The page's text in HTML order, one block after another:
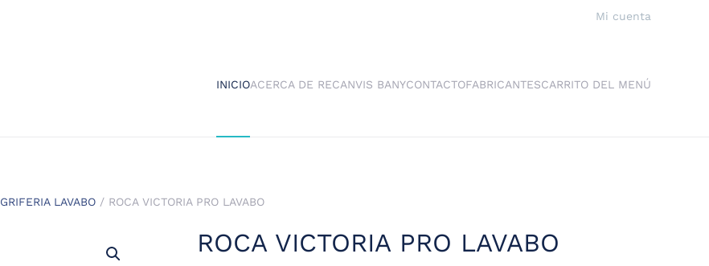
Mi cuenta
INICIOACERCA DE RECANVIS BANYCONTACTOFABRICANTESCARRITO DEL MENÚ
GRIFERIA LAVABO / ROCA VICTORIA PRO LAVABO
ROCA VICTORIA PRO LAVABO